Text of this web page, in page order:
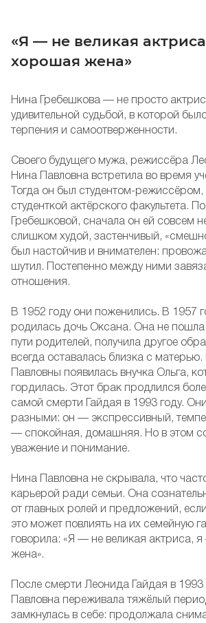
«Я — не великая
хорошая жена»
Нина Гребешкова — не просто
удивительной судьбой, в которой
терпения и самоотверженности.
Своего будущего мужа, режиссёра
Нина Павловна встретила во время
Тогда он был студентом-
студенткой актёрского факультета.
Гребешковой, сначала он ей совсем
слишком худой, застенчивый,
был настойчив и внимателен:
шутил. Постепенно между ними
отношения.
В 1952 году они поженились. В 1957
родилась дочь Оксана. Она не пошла
пути родителей, получила другое
всегда оставалась близка с
Павловны появилась внучка Ольга,
гордилась. Этот брак продлился
самой смерти Гайдая в 1993 году.
разными: он — экспрессивный,
— спокойная, домашняя. Но в этом
уважение и понимание.
Нина Павловна не скрывала, что
карьерой ради семьи. Она
от главных ролей и предложений,
это может повлиять на их семейную
говорила: «Я — не великая актриса,
жена».
После смерти Леонида Гайдая в 1993
Павловна переживала тяжёлый
замкнулась в себе: продолжала